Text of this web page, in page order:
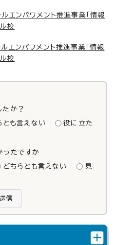
ンパワメント推進事業「情報
校
ンパワメント推進事業「情報
校
たか？
とも言えない
役に立た
ったですか
どちらとも言えない
見
信